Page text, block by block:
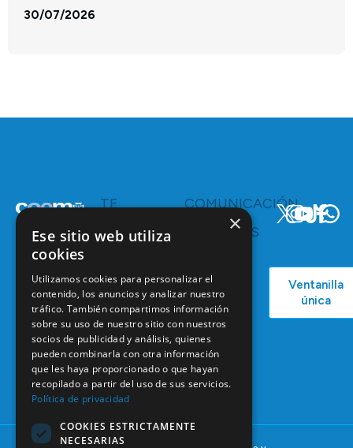
30/07/2026
C/ Mauricio
Legendre,
28046
Madrid
91 561 29 05
informacion@coem.org.es
TE
Servicios y
Bolsa de
Empleo
Formación
Continuada
Tablón de
anuncios
COMUNICACIÓN
RECURSOS
Actualidad
Ventanilla
única
×
Ese sitio web utiliza
cookies
Utilizamos cookies para personalizar el
contenido, los anuncios y analizar nuestro
tráfico. También compartimos información
sobre su uso de nuestro sitio con nuestros
socios de publicidad y análisis, quienes
pueden combinarla con otra información
que les haya proporcionado o que hayan
recopilado a partir del uso de sus servicios.
Política de privacidad
COOKIES ESTRICTAMENTE
NECESARIAS